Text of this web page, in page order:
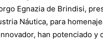
Egnazia de Brindisi,
Náutica, para
han potenciado